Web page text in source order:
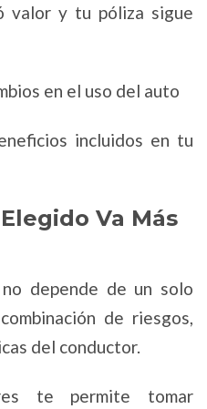
valor y tu póliza sigue
en el uso del auto
incluidos en tu
Va Más
depende de un solo
de riesgos,
del conductor.
te permite tomar